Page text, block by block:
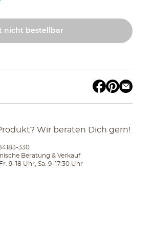
nicht bestellbar
Wir beraten Dich gern!
330
Beratung & Verkauf
9–18 Uhr, Sa. 9–17:30 Uhr